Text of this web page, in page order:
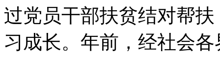
过党员干部扶贫结对帮
习成长。年前，经社会